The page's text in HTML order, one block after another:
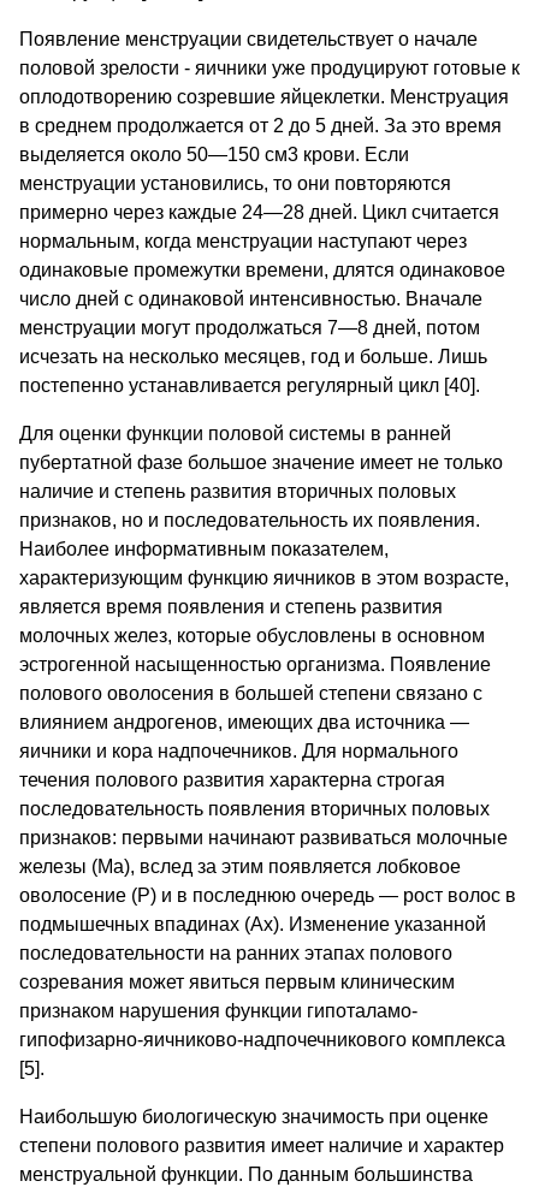
Появление менструации свидетельствует о начале
половой зрелости - яичники уже продуцируют готовые к
оплодотворению созревшие яйцеклетки. Менструация
в среднем продолжается от 2 до 5 дней. За это время
выделяется около 50—150 см3 крови. Если
менструации установились, то они повторяются
примерно через каждые 24—28 дней. Цикл считается
нормальным, когда менструации наступают через
одинаковые промежутки времени, длятся одинаковое
число дней с одинаковой интенсивностью. Вначале
менструации могут продолжаться 7—8 дней, потом
исчезать на несколько месяцев, год и больше. Лишь
постепенно устанавливается регулярный цикл [40].
Для оценки функции половой системы в ранней
пубертатной фазе большое значение имеет не только
наличие и степень развития вторичных половых
признаков, но и последовательность их появления.
Наиболее информативным показателем,
характеризующим функцию яичников в этом возрасте,
является время появления и степень развития
молочных желез, которые обусловлены в основном
эстрогенной насыщенностью организма. Появление
полового оволосения в большей степени связано с
влиянием андрогенов, имеющих два источника —
яичники и кора надпочечников. Для нормального
течения полового развития характерна строгая
последовательность появления вторичных половых
признаков: первыми начинают развиваться молочные
железы (Ма), вслед за этим появляется лобковое
оволосение (Р) и в последнюю очередь — рост волос в
подмышечных впадинах (Ах). Изменение указанной
последовательности на ранних этапах полового
созревания может явиться первым клиническим
признаком нарушения функции гипоталамо-
гипофизарно-яичниково-надпочечникового комплекса
[5].
Наибольшую биологическую значимость при оценке
степени полового развития имеет наличие и характер
менструальной функции. По данным большинства